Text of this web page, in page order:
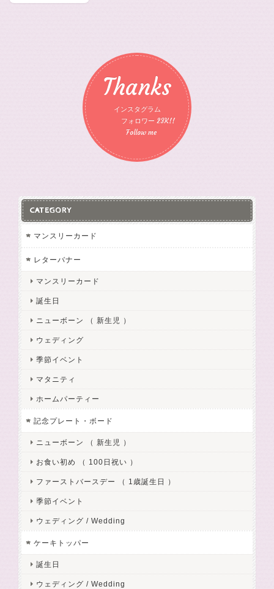
Thanks
インスタグラム
フォロワー 23K!!
Follow me
CATEGORY
マンスリーカード
レターバナー
マンスリーカード
誕生日
ニューボーン （ 新生児 ）
ウェディング
季節イベント
マタニティ
ホームパーティー
記念プレート・ボード
ニューボーン （ 新生児 ）
お食い初め （ 100日祝い ）
ファーストバースデー （ 1歳誕生日 ）
季節イベント
ウェディング / Wedding
ケーキトッパー
誕生日
ウェディング / Wedding